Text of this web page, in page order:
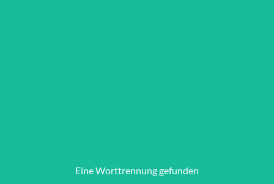
Eine Worttrennung gefunden